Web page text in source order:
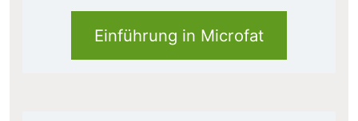
Einführung in Microfat